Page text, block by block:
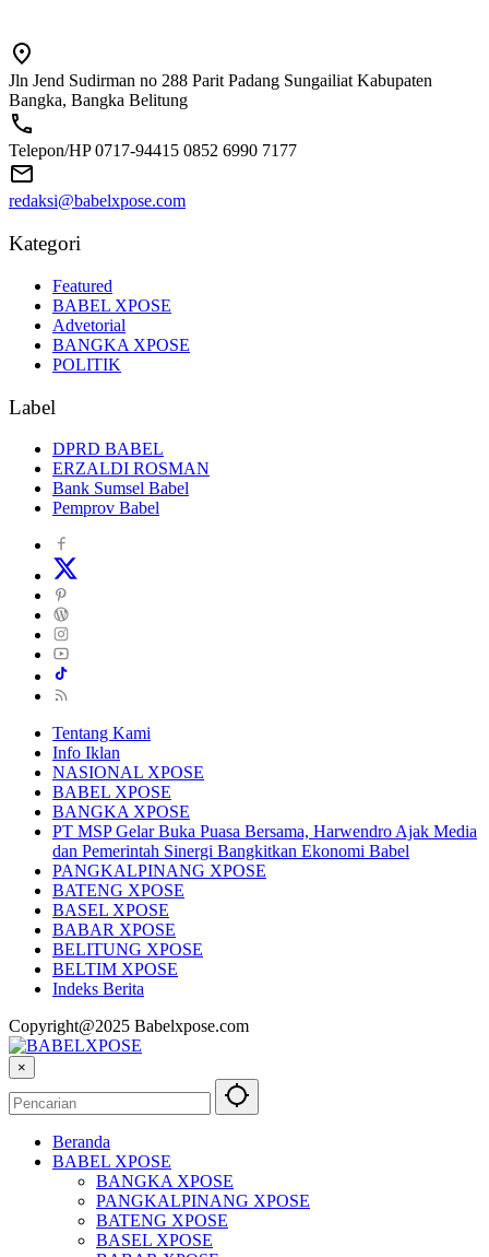
Jln Jend Sudirman no 288 Parit Padang Sungailiat Kabupaten
Bangka, Bangka Belitung
Telepon/HP 0717-94415 0852 6990 7177
redaksi@babelxpose.com
Kategori
Featured
BABEL XPOSE
Advetorial
BANGKA XPOSE
POLITIK
Label
DPRD BABEL
ERZALDI ROSMAN
Bank Sumsel Babel
Pemprov Babel
Tentang Kami
Info Iklan
NASIONAL XPOSE
BABEL XPOSE
BANGKA XPOSE
PT MSP Gelar Buka Puasa Bersama, Harwendro Ajak Media
dan Pemerintah Sinergi Bangkitkan Ekonomi Babel
PANGKALPINANG XPOSE
BATENG XPOSE
BASEL XPOSE
BABAR XPOSE
BELITUNG XPOSE
BELTIM XPOSE
Indeks Berita
Copyright@2025 Babelxpose.com
×
Beranda
BABEL XPOSE
BANGKA XPOSE
PANGKALPINANG XPOSE
BATENG XPOSE
BASEL XPOSE